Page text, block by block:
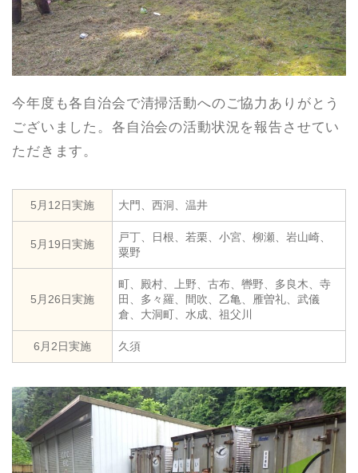
今年度も各自治会で清掃活動へのご協力ありがとう
ございました。各自治会の活動状況を報告させてい
ただきます。
5月12日実施 大門、西洞、温井
5月19日実施
戸丁、日根、若栗、小宮、柳瀬、岩山崎、
粟野
5月26日実施
町、殿村、上野、古布、轡野、多良木、寺
田、多々羅、間吹、乙亀、雁曽礼、武儀
倉、大洞町、水成、祖父川
6月2日実施 久須